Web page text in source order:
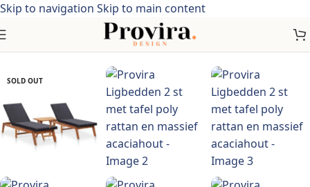
Skip to navigation Skip to main content
> Tuinmeubelen > Tuinzitjes > Ligstoelen > poly rattan
SOLD OUT